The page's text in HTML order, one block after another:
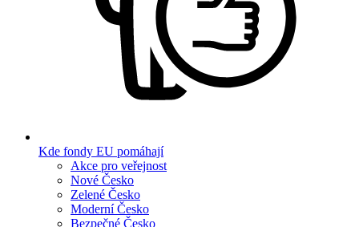
Kde fondy EU pomáhají
Akce pro veřejnost
Nové Česko
Zelené Česko
Moderní Česko
Bezpečné Česko